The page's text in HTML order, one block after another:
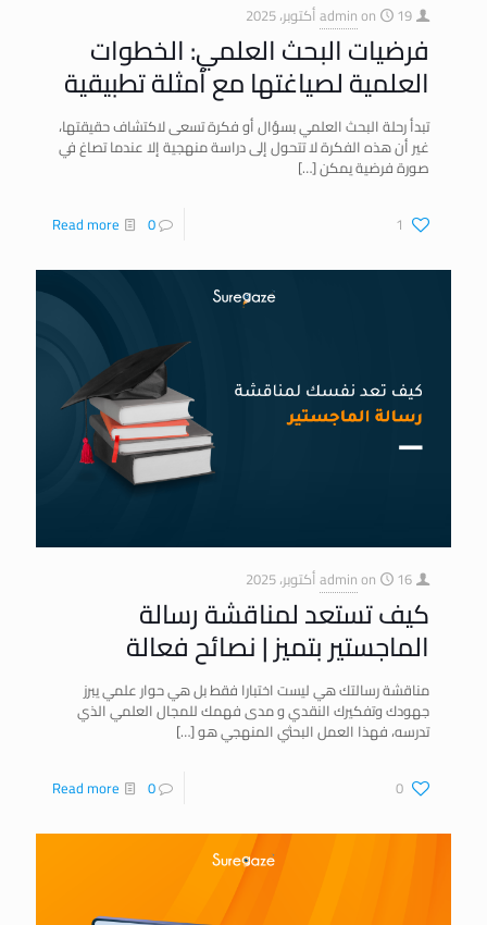
adminon 19 أكتوبر، 2025
فرضيات البحث العلمي: الخطوات
العلمية لصياغتها مع أمثلة تطبيقية
تبدأ رحلة البحث العلمي بسؤال أو فكرة تسعى لاكتشاف حقيقتها،
غير أن هذه الفكرة لا تتحول إلى دراسة منهجية إلا عندما تصاغ في
صورة فرضية يمكن[…]
1
0
Read more
adminon 16 أكتوبر، 2025
كيف تستعد لمناقشة رسالة
الماجستير بتميز | نصائح فعالة
مناقشة رسالتك هي ليست اختبارا فقط بل هي حوار علمي يبرز
جهودك وتفكيرك النقدي و مدى فهمك للمجال العلمي الذي
تدرسه، فهذا العمل البحثي المنهجي هو[…]
0
0
Read more